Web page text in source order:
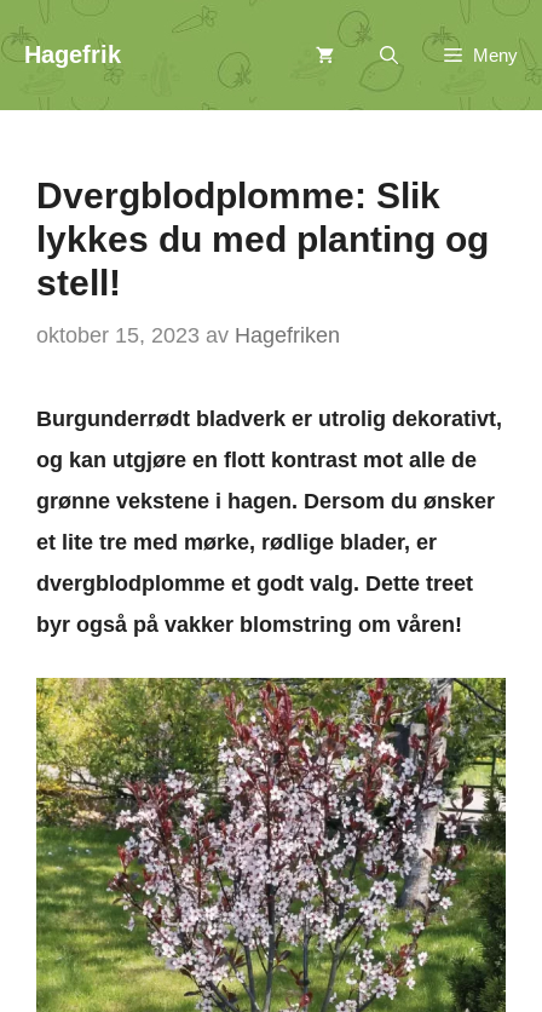
Hopp
til
innhold
Hagefrik Meny
Dvergblodplomme: Slik
lykkes du med planting og
stell!
oktober 15, 2023 av Hagefriken
Burgunderrødt bladverk er utrolig dekorativt,
og kan utgjøre en flott kontrast mot alle de
grønne vekstene i hagen. Dersom du ønsker
et lite tre med mørke, rødlige blader, er
dvergblodplomme et godt valg. Dette treet
byr også på vakker blomstring om våren!